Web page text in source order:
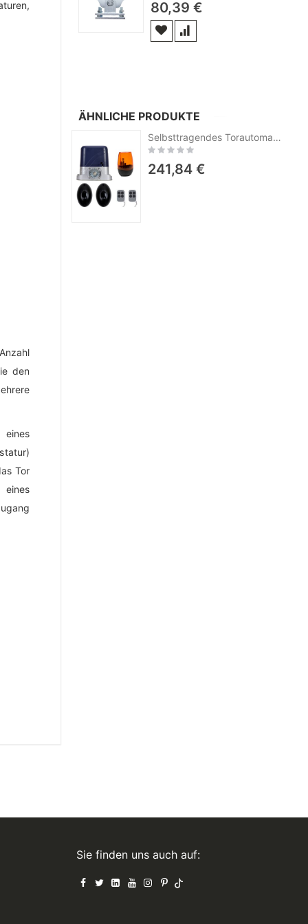
den
eines
Tor
80,39 €
ÄHNLICHE PRODUKTE
Selbsttragendes Torautomatisierungsset PNI KAP800D, Motor, Fotozellen, Fernbedienung, Lampe, 230 V, 1100 N und 800 kg Schiebetor
Rating:
241,84 €
Sie finden uns auch auf: